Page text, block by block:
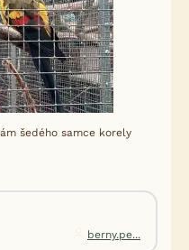
šedého samce korely
berny.pe...